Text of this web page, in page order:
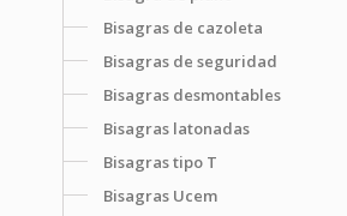
Bisagras de cazoleta
Bisagras de seguridad
Bisagras desmontables
Bisagras latonadas
Bisagras tipo T
Bisagras Ucem